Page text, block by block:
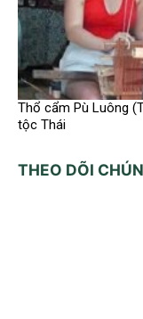
Thổ cẩm Pù Luông
tộc Thái
THEO DÕI